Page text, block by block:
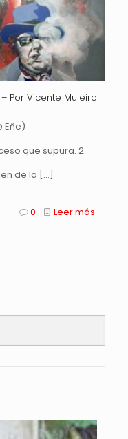
– Por Vicente Muleiro
La Tecl@ Eñe)
supura. 2.
de la […]
0 Leer más